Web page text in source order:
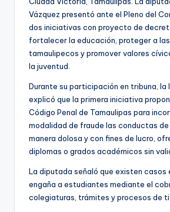
Vázquez presentó ante el Pleno del
dos iniciativas con proyecto de
fortalecer la educación, proteger a
tamaulipecos y promover valores
la juventud.
Durante su participación en tribuna, la
explicó que la primera iniciativa
Código Penal de Tamaulipas para
modalidad de fraude las conductas de
manera dolosa y con fines de lucro,
diplomas o grados académicos sin
La diputada señaló que existen casos
engaña a estudiantes mediante el
colegiaturas, trámites y procesos de